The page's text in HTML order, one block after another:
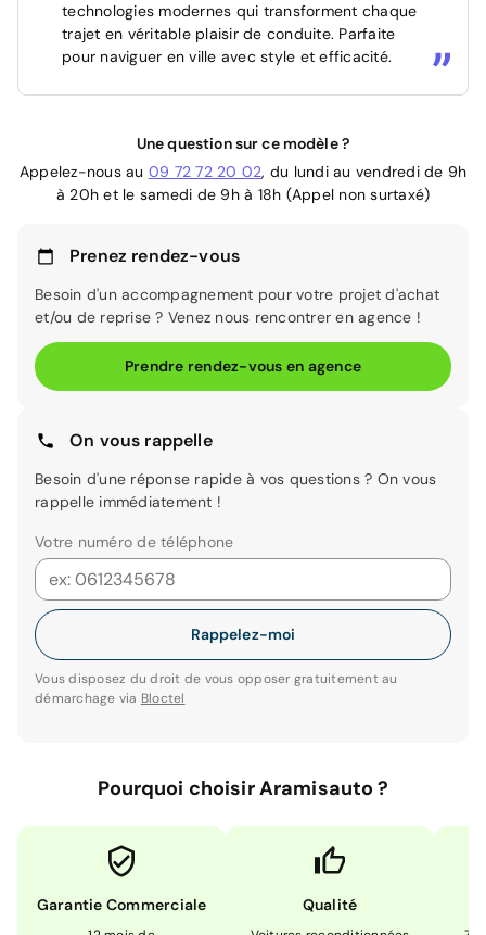
technologies modernes qui transforment chaque
trajet en véritable plaisir de conduite. Parfaite
pour naviguer en ville avec style et efficacité.
Une question sur ce modèle ?
Appelez-nous au 09 72 72 20 02, du lundi au vendredi de 9h
à 20h et le samedi de 9h à 18h (Appel non surtaxé)
Prenez rendez-vous
Besoin d'un accompagnement pour votre projet d'achat
et/ou de reprise ? Venez nous rencontrer en agence !
Prendre rendez-vous en agence
On vous rappelle
Besoin d'une réponse rapide à vos questions ? On vous
rappelle immédiatement !
Votre numéro de téléphone
Rappelez-moi
Vous disposez du droit de vous opposer gratuitement au
démarchage via Bloctel
Pourquoi choisir Aramisauto ?
Garantie Commerciale Qualité